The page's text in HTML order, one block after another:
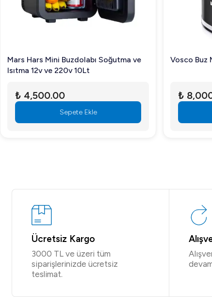
Mars Hars Mini Buzdolabı Soğutma ve
Isıtma 12v ve 220v 10Lt
₺ 4,500.00
Sepete Ekle
Vosco Buz
₺
Ücretsiz Kargo
3000 TL ve üzeri tüm
siparişlerinizde ücretsiz
teslimat.